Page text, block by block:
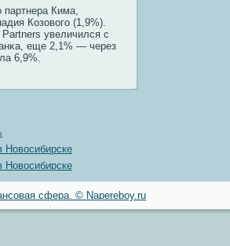
партнера Кима,
Козовοго (1,9%).
увеличился с
еще 2,1% — через
6,9%.
Новосибирске
Новосибирске
сфера. © Napereboy.ru